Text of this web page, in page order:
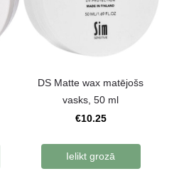
DS Matte wax matējošs
vasks, 50 ml
€10.25
Ielikt grozā